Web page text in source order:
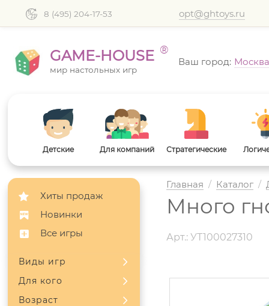
8 (495) 204-17-53 opt@ghtoys.ru
GAME-HOUSE ®
мир настольных игр
Ваш город: Москва
Детские Для компаний Стратегические
Хиты продаж
Новинки
Все игры
Виды игр
Для кого
Возраст
Главная / Каталог /
Много
Арт.: УТ100027310